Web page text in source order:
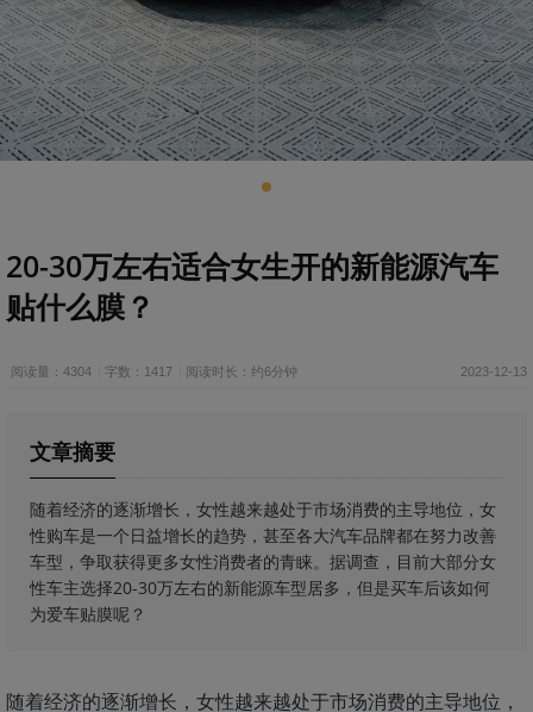
20-30万左右适合女生开的新能源汽车
贴什么膜？
阅读量：4304 字数：1417 阅读时长：约6分钟 2023-12-13
文章摘要
随着经济的逐渐增长，女性越来越处于市场消费的主导地位，女
性购车是一个日益增长的趋势，甚至各大汽车品牌都在努力改善
车型，争取获得更多女性消费者的青睐。据调查，目前大部分女
性车主选择20-30万左右的新能源车型居多，但是买车后该如何
为爱车贴膜呢？
随着经济的逐渐增长，女性越来越处于市场消费的主导地位，